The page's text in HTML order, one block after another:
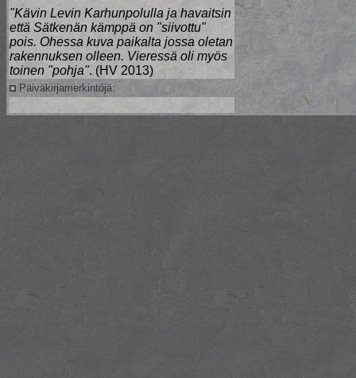
"Kävin Levin Karhunpolulla ja havaitsin
että Sätkenän kämppä on "siivottu"
pois. Ohessa kuva paikalta jossa oletan
rakennuksen olleen. Vieressä oli myös
toinen "pohja". (HV 2013)
Päiväkirjamerkintöjä: